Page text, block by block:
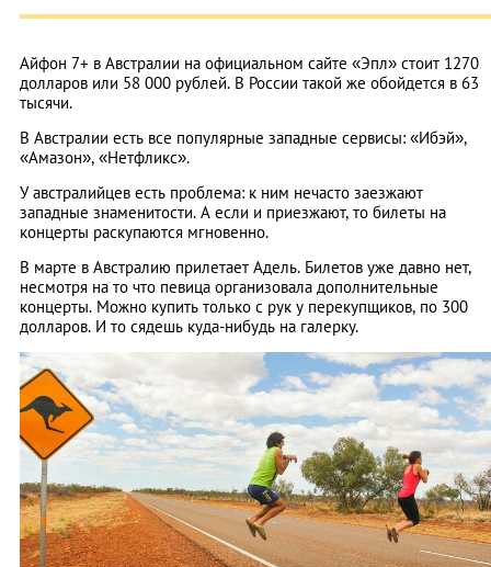
Айфон 7+ в Австралии на официальном сайте «Эпл» стоит 1270
долларов или 58 000 рублей. В России такой же обойдется в 63
тысячи.
В Австралии есть все популярные западные сервисы: «Ибэй»,
«Амазон», «Нетфликс».
У австралийцев есть проблема: к ним нечасто заезжают
западные знаменитости. А если и приезжают, то билеты на
концерты раскупаются мгновенно.
В марте в Австралию прилетает Адель. Билетов уже давно нет,
несмотря на то что певица организовала дополнительные
концерты. Можно купить только с рук у перекупщиков, по 300
долларов. И то сядешь куда-нибудь на галерку.